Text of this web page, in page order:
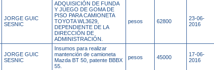
JORGE GUIC
SESNIC
ADQUISICIÓN DE FUNDA
Y JUEGO DE GOMA DE
PISO PARA CAMIONETA
TOYOTA WL3629,
DEPENDIENTE DE LA
DIRECCIÓN DE
ADMINISTRACIÓN.
pesos 62800
23-06-
2016
JORGE GUIC
SESNIC
Insumos para realizar
mantención de camioneta
Mazda BT 50, patente BBBX
55.
pesos 45000
17-06-
2016